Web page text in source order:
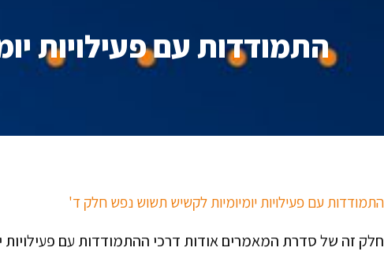
התמודדות עם פעילויות
התמודדות עם פעילויות יומיומיות לקשיש תשוש נפש חלק ד'
חלק זה של סדרת המאמרים אודות דרכי ההתמודדות עם